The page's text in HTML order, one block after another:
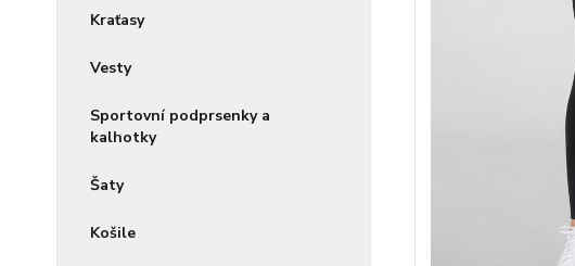
Kraťasy
Vesty
Sportovní podprsenky a
kalhotky
Šaty
Košile